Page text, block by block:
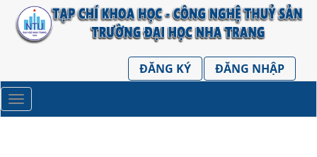
##plugins.themes.huaf_theme.accessible_menu.label##
ĐĂNG KÝ
ĐĂNG NHẬP
Toggle
navigation